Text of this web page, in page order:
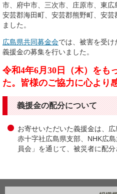
市、府中市、三次市、庄原市、東広
安芸郡海田町、安芸郡熊野町、安
ました。
広島県共同募金会では、被害を受け
義援金の募集を行いました。
令和4年6月30日（木）をも
た。皆様のご協力に心より
義援金の配分について
お寄せいただいた義援金は、
赤十字社広島県支部、NHK広
員会」を通じて、被災者に配分